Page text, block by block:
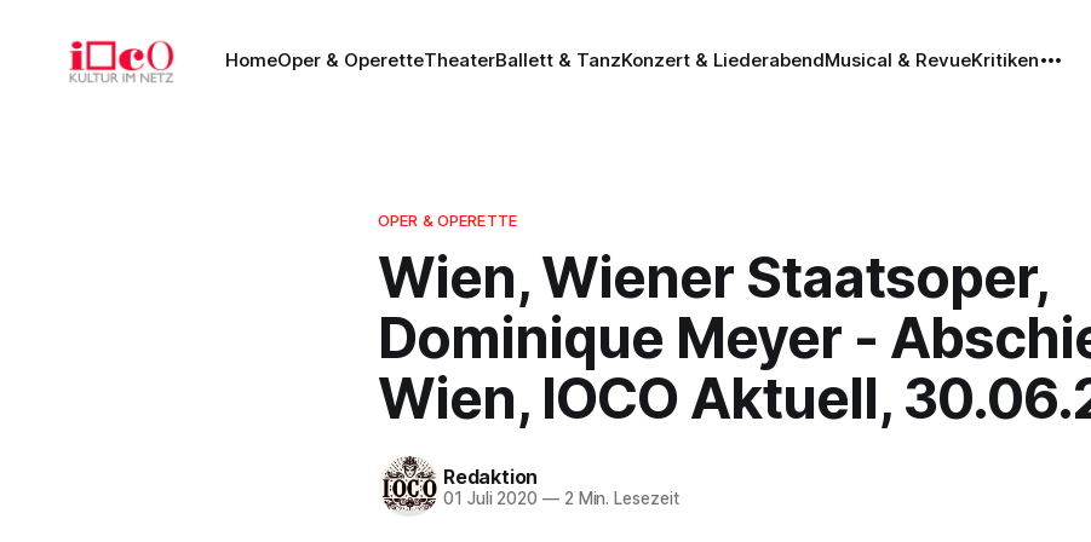
HomeOper & OperetteTheaterBallett & TanzKonzert & LiederabendMusical & RevueKritiken
OPER & OPERETTE
Wien, Wiener Staatsoper,
Dominique Meyer -
Wien, IOCO Aktuell,
Redaktion
01 Juli 2020 —2 Min. Lesezeit